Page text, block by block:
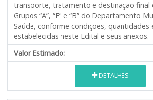
transporte, tratamento e destinação final
Grupos “A”, “E” e “B” do Departamento
Saúde, conforme condições, quantidades
estabelecidas neste Edital e seus anexos.
Valor Estimado: ---
DETALHES